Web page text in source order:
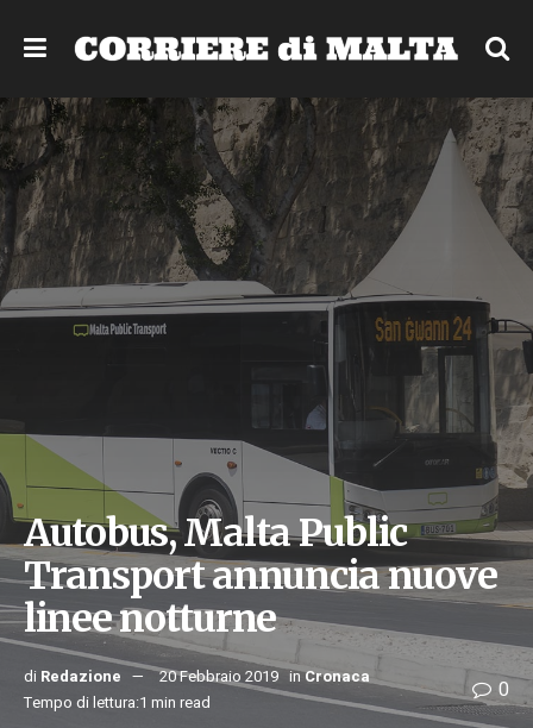
Autobus, Malta Public
Transport annuncia nuove
linee notturne
di Redazione 20 Febbraio 2019 inCronaca
Tempo di lettura:1 min read
0